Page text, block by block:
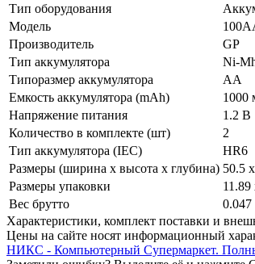
Тип оборудования
Модель
Производитель
GP
Тип аккумулятора
Ni-
Типоразмер аккумулятора
AA
Емкость аккумулятора (mAh)
1000
Напряжение питания
1.2 В
Количество в комплекте (шт)
2
Тип аккумулятора (IEC)
HR6
Размеры (ширина х высота х глубина) 50.5
Размеры упаковки
Вес брутто
0.047
Xарактеристики, комплект поставки и
Цены на сайте носят информационный
НИКС - Компьютерный Cупермаркет.